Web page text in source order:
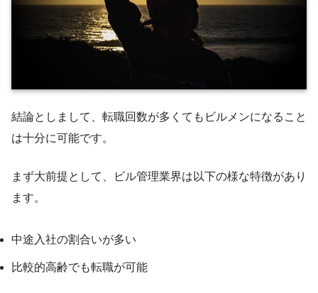
結論としまして、転職回数が多くてもビルメンになること
は十分に可能です。
まず大前提として、ビル管理業界は以下の様な特徴があり
ます。
中途入社の割合いが多い
比較的高齢でも転職が可能